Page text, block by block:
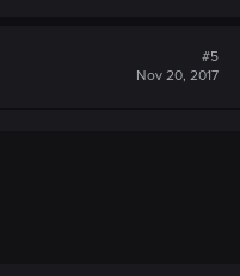
#5
Nov 20, 2017